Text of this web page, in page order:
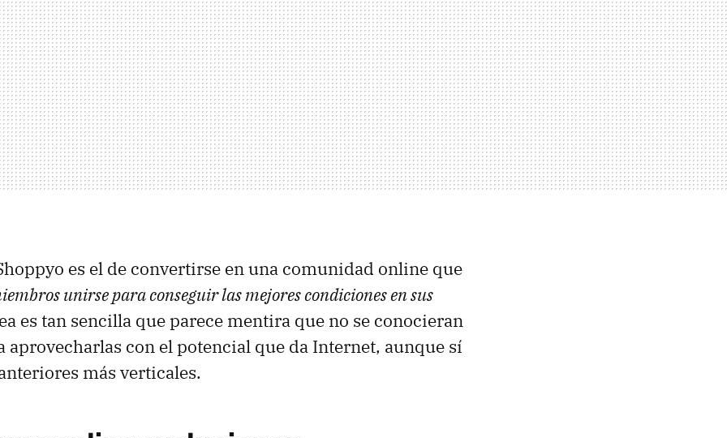
es el de convertirse en una comunidad online que
unirse para conseguir las mejores condiciones en sus
es tan sencilla que parece mentira que no se conocieran
aprovecharlas con el potencial que da Internet, aunque sí
más verticales.